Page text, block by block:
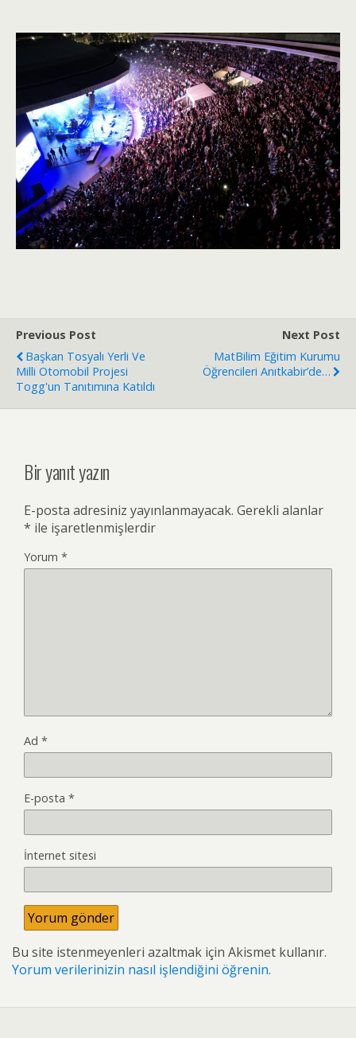
Previous Post
Başkan Tosyalı Yerli Ve
Milli Otomobil Projesi
Togg'un Tanıtımına Katıldı
Next Post
MatBilim Eğitim Kurumu
Öğrencileri Anıtkabir’de…
Bir yanıt yazın
E-posta adresiniz yayınlanmayacak. Gerekli alanlar
* ile işaretlenmişlerdir
Yorum *
Ad *
E-posta *
İnternet sitesi
Bu site istenmeyenleri azaltmak için Akismet kullanır.
Yorum verilerinizin nasıl işlendiğini öğrenin.